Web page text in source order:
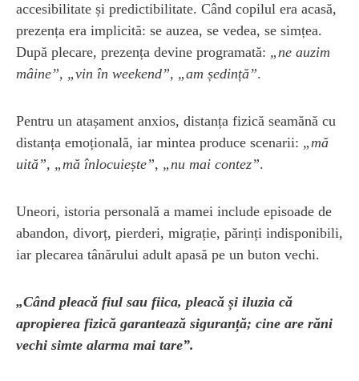
accesibilitate și predictibilitate. Când copilul era acasă,
prezența era implicită: se auzea, se vedea, se simțea.
După plecare, prezența devine programată: „ne auzim
mâine”, „vin în weekend”, „am ședință”.
Pentru un atașament anxios, distanța fizică seamănă cu
distanța emoțională, iar mintea produce scenarii: „mă
uită”, „mă înlocuiește”, „nu mai contez”.
Uneori, istoria personală a mamei include episoade de
abandon, divorț, pierderi, migrație, părinți indisponibili,
iar plecarea tânărului adult apasă pe un buton vechi.
„Când pleacă fiul sau fiica, pleacă și iluzia că
apropierea fizică garantează siguranță; cine are răni
vechi simte alarma mai tare”.